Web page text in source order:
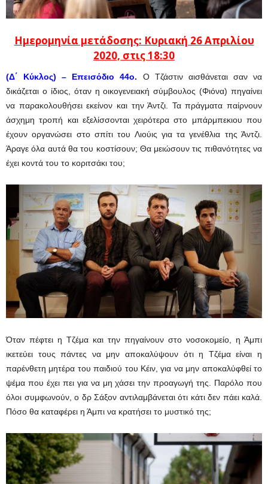
Ημερομηνία μετάδοσης: Κυριακή 26 Απριλίου
2020, στις 18:30
(Δ΄ Κύκλος) – Επεισόδιο 44ο.
Ο Τζάστιν αισθάνεται σαν να
δικάζεται ο ίδιος, όταν η οικογενειακή σύμβουλος (Φιόνα) πηγαίνει
να παρακολουθήσει εκείνον και την Άντζι. Τα πράγματα παίρνουν
άσχημη τροπή και εξελίσσονται χειρότερα στο μπάρμπεκιου που
έχουν οργανώσει στο σπίτι του Λιούις για τα γενέθλια της Άντζι.
Άραγε όλα αυτά θα του κοστίσουν; Θα μειώσουν τις πιθανότητες να
έχει κοντά του το κοριτσάκι του;
Όταν πέφτει η Τζέμα και την πηγαίνουν στο νοσοκομείο, η Άμπι
ικετεύει τους πάντες να μην αποκαλύψουν ότι η Τζέμα είναι η
παρένθετη μητέρα του παιδιού του Κέιν, για να μην αποκαλύφθεί το
ψέμα που έχει πει για να μη χάσει την προαγωγή της. Παρόλο που
όλοι συμφωνούν, ο δρ Σάξον αντιλαμβάνεται ότι κάτι δεν πάει καλά.
Πόσο θα καταφέρει η Άμπι να κρατήσει το μυστικό της;